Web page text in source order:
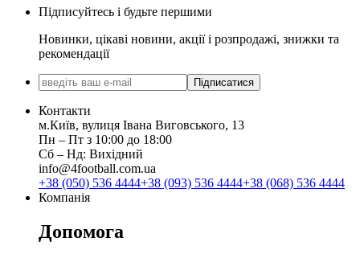
Підписуйтесь і будьте першими
Новинки, цікаві новини, акції і розпродажі, знижки та
рекомендації
Підписатися
Контакти
м.Київ, вулиця Івана Виговського, 13
Пн ‒ Пт з 10:00 до 18:00
Сб ‒ Нд: Вихідний
info@4football.com.ua
+38 (050) 536 4444+38 (093) 536 4444+38 (068) 536 4444
Компанія
Допомога